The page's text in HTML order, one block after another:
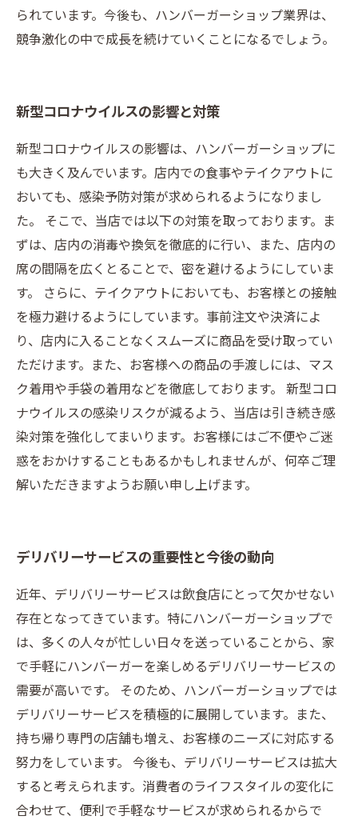
られています。今後も、ハンバーガーショップ業界は、
競争激化の中で成長を続けていくことになるでしょう。
新型コロナウイルスの影響と対策
新型コロナウイルスの影響は、ハンバーガーショップに
も大きく及んでいます。店内での食事やテイクアウトに
おいても、感染予防対策が求められるようになりまし
た。 そこで、当店では以下の対策を取っております。ま
ずは、店内の消毒や換気を徹底的に行い、また、店内の
席の間隔を広くとることで、密を避けるようにしていま
す。 さらに、テイクアウトにおいても、お客様との接触
を極力避けるようにしています。事前注文や決済によ
り、店内に入ることなくスムーズに商品を受け取ってい
ただけます。また、お客様への商品の手渡しには、マス
ク着用や手袋の着用などを徹底しております。 新型コロ
ナウイルスの感染リスクが減るよう、当店は引き続き感
染対策を強化してまいります。お客様にはご不便やご迷
惑をおかけすることもあるかもしれませんが、何卒ご理
解いただきますようお願い申し上げます。
デリバリーサービスの重要性と今後の動向
近年、デリバリーサービスは飲食店にとって欠かせない
存在となってきています。特にハンバーガーショップで
は、多くの人々が忙しい日々を送っていることから、家
で手軽にハンバーガーを楽しめるデリバリーサービスの
需要が高いです。 そのため、ハンバーガーショップでは
デリバリーサービスを積極的に展開しています。また、
持ち帰り専門の店舗も増え、お客様のニーズに対応する
努力をしています。 今後も、デリバリーサービスは拡大
すると考えられます。消費者のライフスタイルの変化に
合わせて、便利で手軽なサービスが求められるからで